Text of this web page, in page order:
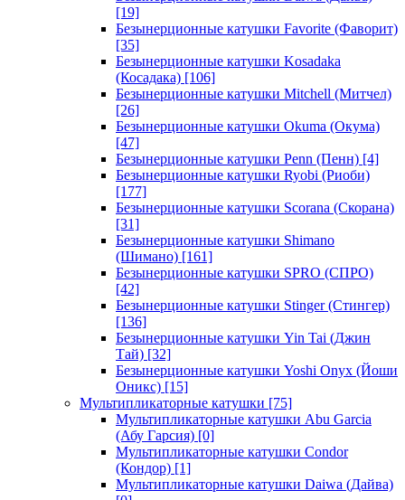
[19]
Безынерционные катушки Favorite (Фаворит)
[35]
Безынерционные катушки Kosadaka
(Косадака) [106]
Безынерционные катушки Mitchell (Митчел)
[26]
Безынерционные катушки Okuma (Окума)
[47]
Безынерционные катушки Penn (Пенн) [4]
Безынерционные катушки Ryobi (Риоби)
[177]
Безынерционные катушки Scorana (Скорана)
[31]
Безынерционные катушки Shimano
(Шимано) [161]
Безынерционные катушки SPRO (СПРО)
[42]
Безынерционные катушки Stinger (Стингер)
[136]
Безынерционные катушки Yin Tai (Джин
Тай) [32]
Безынерционные катушки Yoshi Onyx (Йоши
Оникс) [15]
Мультипликаторные катушки [75]
Мультипликаторные катушки Abu Garcia
(Абу Гарсия) [0]
Мультипликаторные катушки Condor
(Кондор) [1]
Мультипликаторные катушки Daiwa (Дайва)